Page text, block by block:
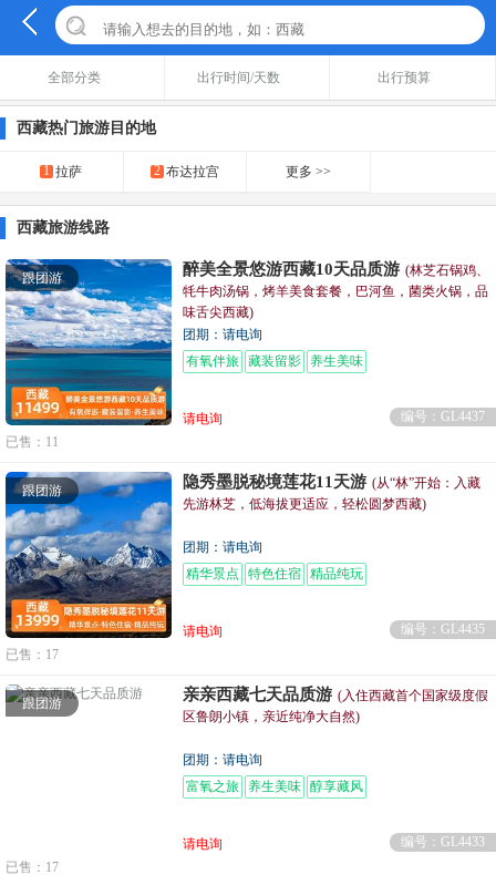
全部分类 出行时间/天数 出行预算
西藏热门旅游目的地
1 拉萨 2 布达拉宫 更多 >>
西藏旅游线路
跟团游 醉美全景悠游西藏10天品质游 (林芝石锅鸡、
牦牛肉汤锅，烤羊美食套餐，巴河鱼，菌类火锅，品
味舌尖西藏)
团期：请电询
有氧伴旅 藏装留影 养生美味
请电询
编号：GL4437
已售：11
跟团游 隐秀墨脱秘境莲花11天游 (从“林”开始：入藏
先游林芝，低海拔更适应，轻松圆梦西藏)
团期：请电询
精华景点
特色住宿 精品纯玩
请电询
编号：GL4435
已售：17
跟团游 亲亲西藏七天品质游 (入住西藏首个国家级度假
区鲁朗小镇，亲近纯净大自然)
团期：请电询
富氧之旅 养生美味 醇享藏风
请电询
编号：GL4433
已售：17